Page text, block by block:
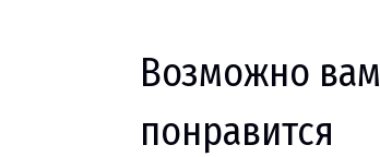
Возможно вам
понравится